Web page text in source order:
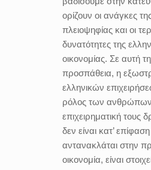
ορίζουν οι ανάγκες
πλειοψηφίας και οι
δυνατότητες της
οικονομίας. Σε αυτή
προσπάθεια, η
ελληνικών
ρόλος των
επιχειρηματική τους
δεν είναι κατ’
αντανακλάται στην
οικονομία, είναι